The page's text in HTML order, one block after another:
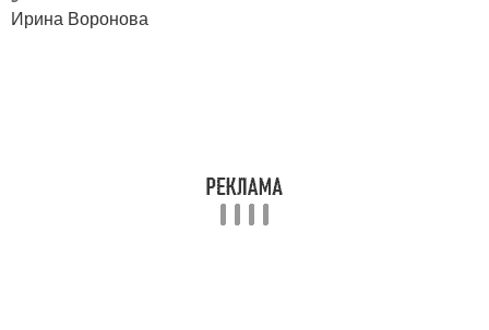
Ирина Воронова